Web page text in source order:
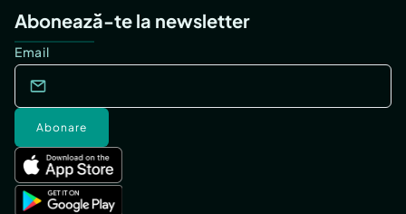
Abonează-te la newsletter
Email
Abonare